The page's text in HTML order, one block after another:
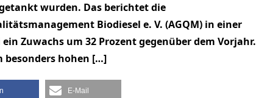
wurden. Das berichtet die
Biodiesel e. V. (AGQM) in einer
Zuwachs um 32 Prozent gegenüber dem Vorjahr.
besonders hohen […]
E-Mail